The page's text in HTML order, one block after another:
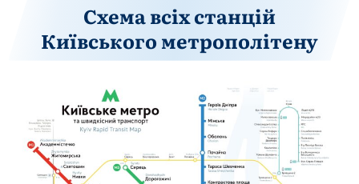
Схема всіх станцій
Київського метрополітену